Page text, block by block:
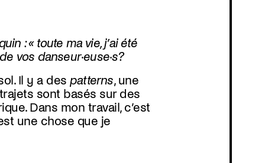
: « toute ma vie, j’ai été
vos danseur·euse·s?
Il y a des patterns, une
sont basés sur des
Dans mon travail, c’est
une chose que je